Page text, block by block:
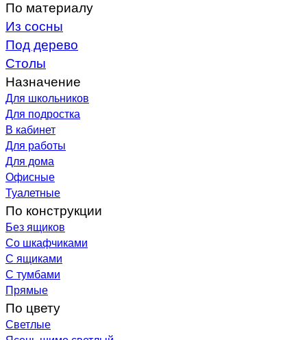
По материалу
Из сосны
Под дерево
Столы
Назначение
Для школьников
Для подростка
В кабинет
Для работы
Для дома
Офисные
Туалетные
По конструкции
Без ящиков
Со шкафчиками
С ящиками
С тумбами
Прямые
По цвету
Светлые